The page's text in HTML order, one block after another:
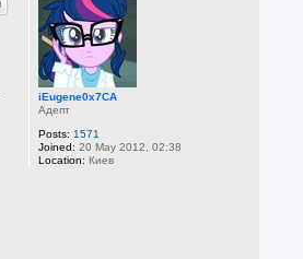
iEugene0x7CA
Адепт
Posts: 1571
Joined: 20 May 2012, 02:38
Location: Киев